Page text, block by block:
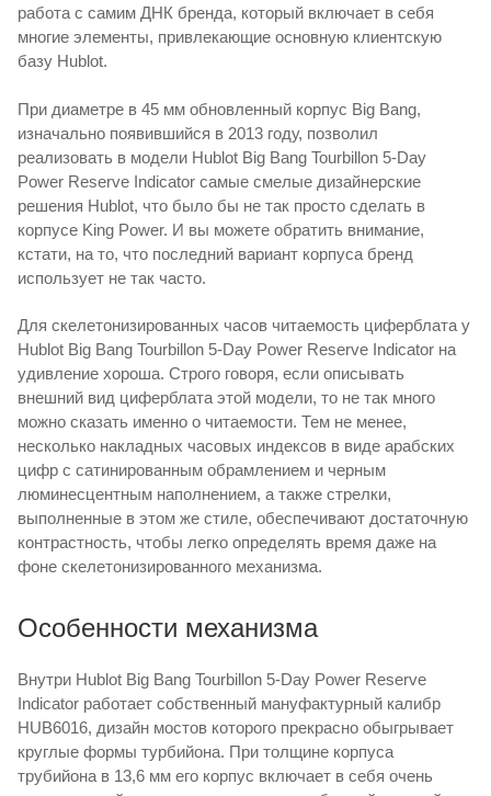
работа с самим ДНК бренда, который включает в себя
многие элементы, привлекающие основную клиентскую
базу Hublot.
При диаметре в 45 мм обновленный корпус Big Bang,
изначально появившийся в 2013 году, позволил
реализовать в модели Hublot Big Bang Tourbillon 5-Day
Power Reserve Indicator самые смелые дизайнерские
решения Hublot, что было бы не так просто сделать в
корпусе King Power. И вы можете обратить внимание,
кстати, на то, что последний вариант корпуса бренд
использует не так часто.
Для скелетонизированных часов читаемость циферблата у
Hublot Big Bang Tourbillon 5-Day Power Reserve Indicator на
удивление хороша. Строго говоря, если описывать
внешний вид циферблата этой модели, то не так много
можно сказать именно о читаемости. Тем не менее,
несколько накладных часовых индексов в виде арабских
цифр с сатинированным обрамлением и черным
люминесцентным наполнением, а также стрелки,
выполненные в этом же стиле, обеспечивают достаточную
контрастность, чтобы легко определять время даже на
фоне скелетонизированного механизма.
Особенности механизма
Внутри Hublot Big Bang Tourbillon 5-Day Power Reserve
Indicator работает собственный мануфактурный калибр
HUB6016, дизайн мостов которого прекрасно обыгрывает
круглые формы турбийона. При толщине корпуса
трубийона в 13,6 мм его корпус включает в себя очень